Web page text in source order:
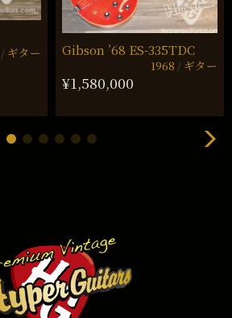
ギター Gibson ’68 ES-335TDC
1968 ギター
¥1,580,000